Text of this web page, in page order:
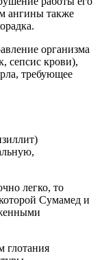
ангины также
организма
сепсис крови),
требующее
легко, то
Сумамед и
глотания